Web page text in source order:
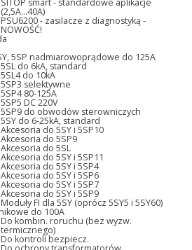
SITOP smart - standardowe aplikacje
(2,5A...40A)
PSU6200 - zasilacze z diagnostyką -
NOWOŚĆ!
5SP nadmiarowoprądowe do 125A
5SL do 6kA, standard
5SL4 do 10kA
5SP3 selektywne
5SP4 80-125A
5SP5 DC 220V
5SP9 do obwodów sterowniczych
5SY do 6-25kA, standard
Akcesoria do 5SY i 5SP10
Akcesoria do 5SP9
Akcesoria do 5SL
Akcesoria do 5SY i 5SP11
Akcesoria do 5SY i 5SP4
Akcesoria do 5SY i 5SP6
Akcesoria do 5SY i 5SP7
Akcesoria do 5SY i 5SP9
Moduły FI dla 5SY (oprócz 5SY5 i 5SY60)
do 100A
Do kombin. roruchu (bez wyzw.
termicznego)
Do kontroli bezpiecz.